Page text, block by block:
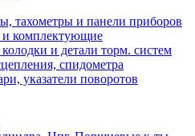
тахометры и панели приборов
комплектующие
и детали торм. систем
спидометра
указатели поворотов